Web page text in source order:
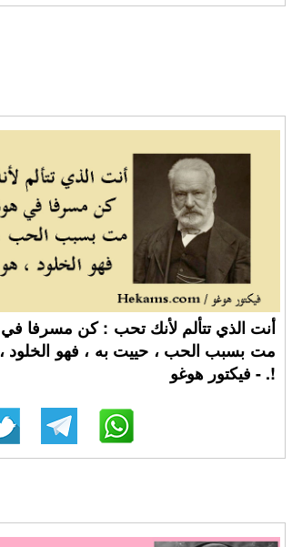
أنت الذي تتألم لأنك تحب : كن مسرفا
مت بسبب الحب ، حييت به ، فهو الخلود
!. - فيكتور هوغو